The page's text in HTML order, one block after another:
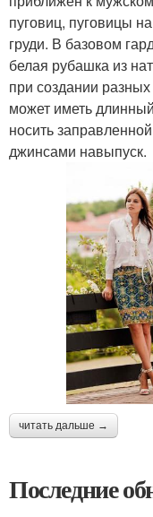
пуговиц, пуговицы
груди. В базовом
белая рубашка из
при создании
может иметь
носить
джинсами навыпуск.
читать дальше →
Последние